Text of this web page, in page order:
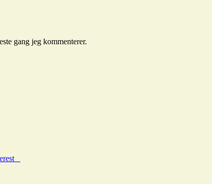
gang jeg kommenterer.